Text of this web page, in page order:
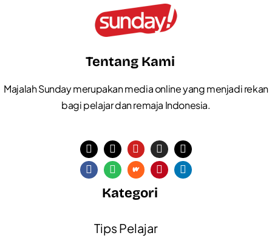
Tentang Kami
Majalah Sunday merupakan media online yang menjadi rekan
bagi pelajar dan remaja Indonesia.
Kategori
Tips Pelajar